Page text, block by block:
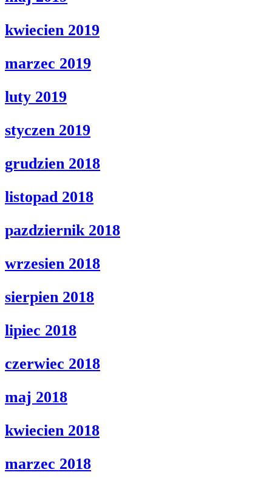
kwiecien 2019
marzec 2019
luty 2019
styczen 2019
grudzien 2018
listopad 2018
pazdziernik 2018
wrzesien 2018
sierpien 2018
lipiec 2018
czerwiec 2018
maj 2018
kwiecien 2018
marzec 2018